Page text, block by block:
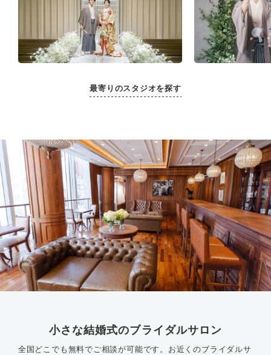
最寄りのスタジオを探す
小さな結婚式のブライダルサロン
全国どこでも無料でご相談が可能です。 お近くのブライダルサ